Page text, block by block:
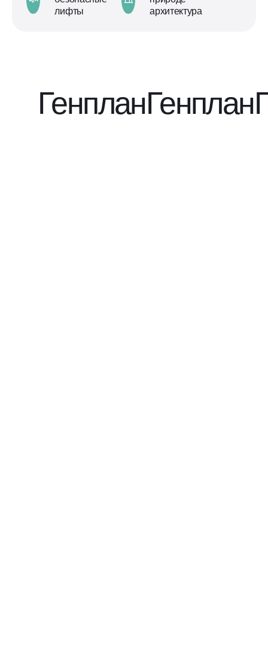
лифты
архитектура
ГенпланГенплан